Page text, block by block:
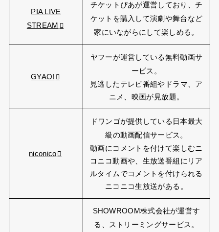
PIA LIVE
STREAM
チケットぴあが運営しており、チ
ケットを購入して演劇や舞台など
家にいながらにして楽しめる。
GYAO!
ヤフーが運営している無料動画サ
ービス。
見逃したテレビ番組やドラマ、ア
ニメ、映画が見放題。
niconico
ドワンゴが提供している日本最大
級の動画配信サービス。
動画にコメントを付けて楽しむニ
コニコ動画や、生放送番組にリア
ルタイムでコメントを付けられる
ニコニコ生放送がある。
SHOWROOM株式会社が運営す
る、ストリーミングサービス。